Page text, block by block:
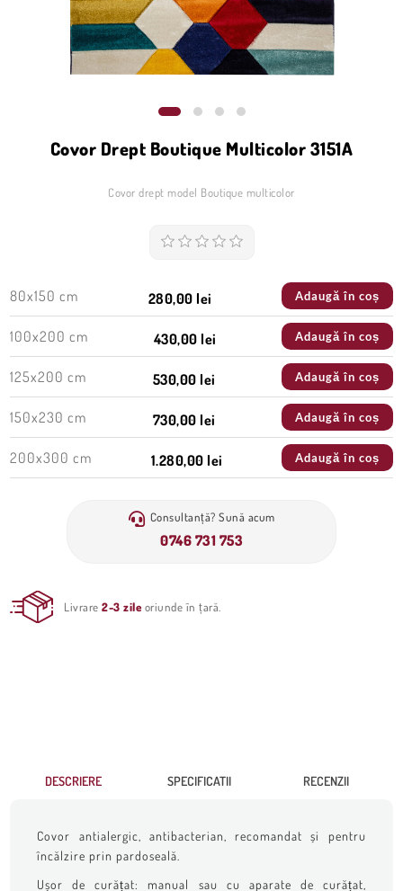
Covor Drept Boutique Multicolor 3151A
Covor drept model Boutique multicolor
80x150 cm 280,00 lei Adaugă în coș
100x200 cm 430,00 lei Adaugă în coș
125x200 cm 530,00 lei Adaugă în coș
150x230 cm 730,00 lei Adaugă în coș
200x300 cm 1.280,00 lei Adaugă în coș
Consultanță? Sună acum
0746 731 753
Livrare2-3 zile oriunde în țară.
DESCRIERE SPECIFICATII RECENZII
Covor antialergic, antibacterian, recomandat și pentru
încălzire prin pardoseală.
Ușor de curățat: manual sau cu aparate de curățat,